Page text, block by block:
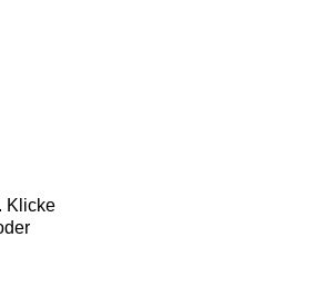
Klicke